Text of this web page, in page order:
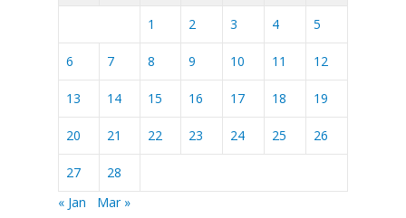
1 2 3 4 5
6 7 8 9 10 11 12
13 14 15 16 17 18 19
20 21 22 23 24 25 26
27
28
« Jan
Mar »